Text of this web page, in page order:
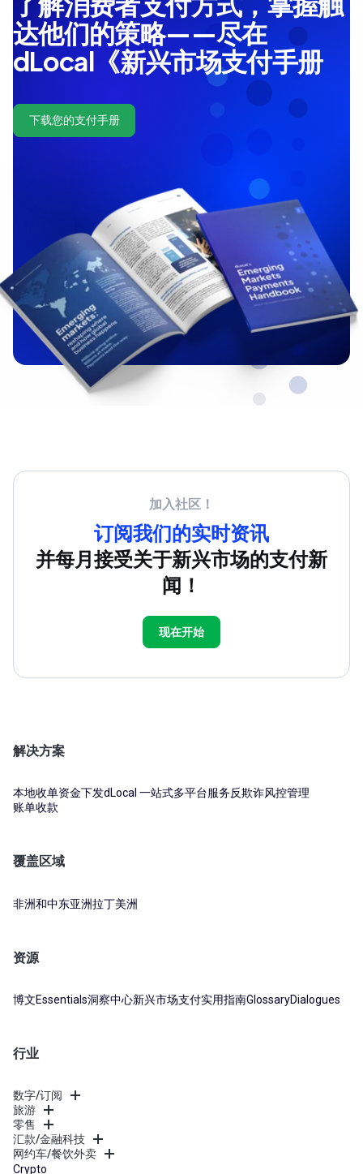
达他们的策略——尽在
dLocal《新兴市场支付手册
下载您的支付手册
加入社区！
订阅我们的实时资讯
并每月接受关于新兴市场的支付新
闻！
现在开始
解决方案
本地收单资金下发dLocal 一站式多平台服务反欺诈风控管理
账单收款
覆盖区域
非洲和中东亚洲拉丁美洲
资源
博文Essentials洞察中心新兴市场支付实用指南GlossaryDialogues
行业
数字/订阅
旅游
零售
汇款/金融科技
网约车/餐饮外卖
Crypto